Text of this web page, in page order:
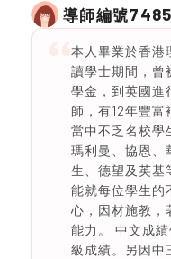
導師編號
本人畢業於香港
讀學士期間，曾
學金，到英國進
師，有12年豐富
當中不乏名校學
瑪利曼、協恩、
生、德望及英基
能就每位學生的
心，因材施教，
能力。 中文成
級成績。另因中